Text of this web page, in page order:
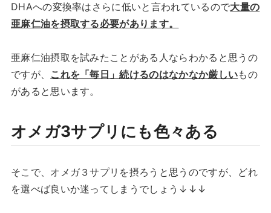
DHAへの変換率はさらに低いと言われているので大量の
亜麻仁油を摂取する必要があります。
亜麻仁油摂取を試みたことがある人ならわかると思うの
ですが、 これを「毎日」続けるのはなかなか厳しいもの
があると思います。
オメガ3サプリにも色々ある
そこで、オメガ３サプリを摂ろうと思うのですが、どれ
を選べば良いか迷ってしまうでしょう↓↓↓